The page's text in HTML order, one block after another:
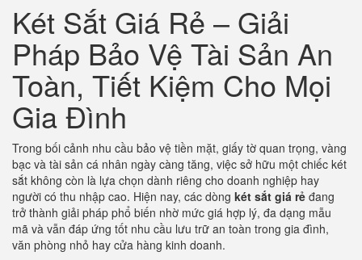
Két Sắt Giá Rẻ – Giải
Pháp Bảo Vệ Tài Sản An
Toàn, Tiết Kiệm Cho Mọi
Gia Đình
Trong bối cảnh nhu cầu bảo vệ tiền mặt, giấy tờ quan trọng, vàng
bạc và tài sản cá nhân ngày càng tăng, việc sở hữu một chiếc két
sắt không còn là lựa chọn dành riêng cho doanh nghiệp hay
người có thu nhập cao. Hiện nay, các dòng két sắt giá rẻ đang
trở thành giải pháp phổ biến nhờ mức giá hợp lý, đa dạng mẫu
mã và vẫn đáp ứng tốt nhu cầu lưu trữ an toàn trong gia đình,
văn phòng nhỏ hay cửa hàng kinh doanh.